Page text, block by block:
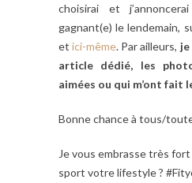
choisirai et
gagnant(e) le lendemain,
etici-même. Par ailleurs,
article dédié, les
aimées ou qui m’ont fait
Bonne chance à tous/
Je vous embrasse très
sport votre lifestyle ?